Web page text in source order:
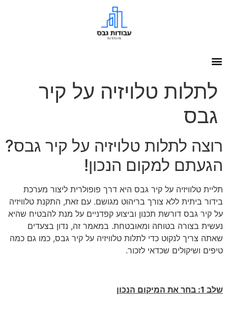
לתלות טלויזיה על קיר
גבס
רוצה לתלות טלויזיה על קיר גבס?
הגעתם למקום הנכון!
תליית טלוויזיה על קיר גבס היא דרך פופולרית ליצור מערכת
בידור ביתית ללא צורך בריהוט מגושם. עם זאת, התקנת טלוויזיה
על קיר גבס דורשת תכנון וביצוע קפדניים על מנת להבטיח שהיא
נעשית בצורה בטוחה ומאובטחת. במאמר זה, נדון בצעדים
שאתה צריך לנקוט כדי לתלות טלוויזיה על קיר גבס, כמו גם כמה
טיפים ושיקולים שכדאי לזכור.
שלב 1: בחר את המיקום הנכון